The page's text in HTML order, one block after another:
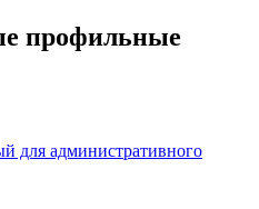
профильные
для административного